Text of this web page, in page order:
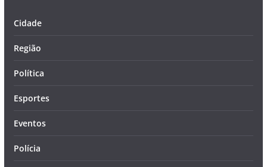
Cidade
Região
Política
Esportes
Eventos
Polícia